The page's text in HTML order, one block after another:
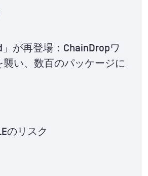
」が再登場：ChainDropワ
襲い、数百のパッケージに
のリスク